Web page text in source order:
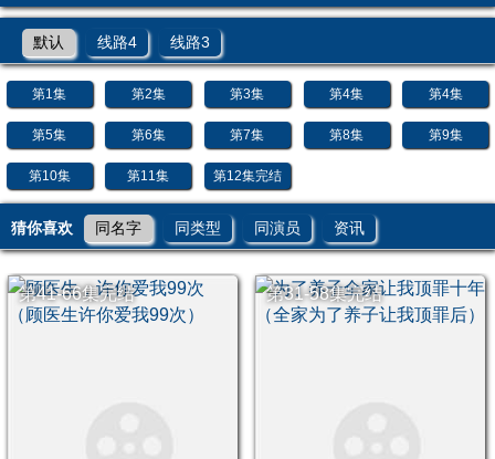
默认 线路4 线路3
第1集 第2集 第3集 第4集 第4集
第5集 第6集 第7集 第8集 第9集
第10集 第11集 第12集完结
猜你喜欢 同名字 同类型 同演员 资讯
第41-66集完结 第31-58集完结